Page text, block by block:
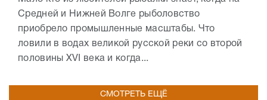
Средней и Нижней Волге рыболовство
приобрело промышленные масштабы. Что
ловили в водах великой русской реки со второй
половины XVI века и когда...
СМОТРЕТЬ ЕЩЁ